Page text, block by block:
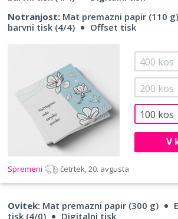
Notranjost: Mat premazni papir (110 g)
barvni tisk (4/4)
Offset tisk
100 kos
200 kos
400 kos
V
Spremeni četrtek, 20. avgusta
Ovitek: Mat premazni papir (300 g)
tisk (4/0)
Digitalni tisk